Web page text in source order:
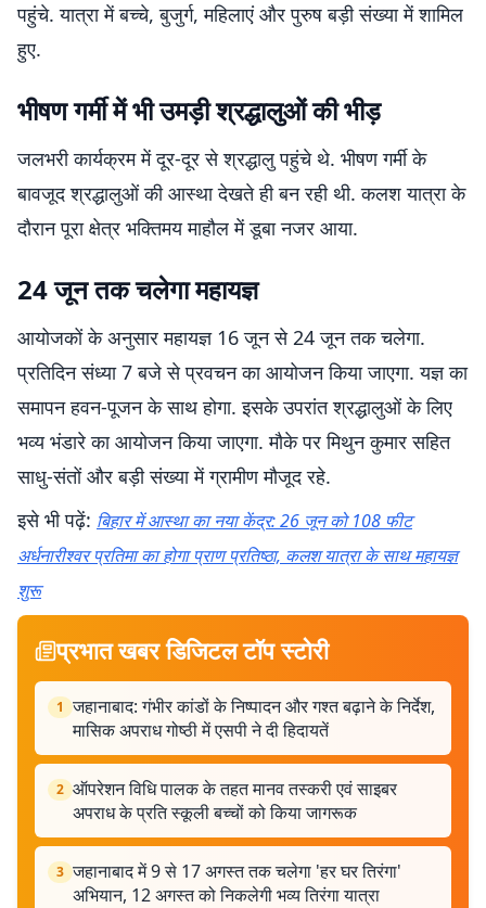
पहुंचे. यात्रा में बच्चे, बुजुर्ग, महिलाएं और पुरुष बड़ी संख्या में शामिल
हुए.
भीषण गर्मी में भी उमड़ी श्रद्धालुओं की भीड़
जलभरी कार्यक्रम में दूर-दूर से श्रद्धालु पहुंचे थे. भीषण गर्मी के
बावजूद श्रद्धालुओं की आस्था देखते ही बन रही थी. कलश यात्रा के
दौरान पूरा क्षेत्र भक्तिमय माहौल में डूबा नजर आया.
24 जून तक चलेगा महायज्ञ
आयोजकों के अनुसार महायज्ञ 16 जून से 24 जून तक चलेगा.
प्रतिदिन संध्या 7 बजे से प्रवचन का आयोजन किया जाएगा. यज्ञ का
समापन हवन-पूजन के साथ होगा. इसके उपरांत श्रद्धालुओं के लिए
भव्य भंडारे का आयोजन किया जाएगा. मौके पर मिथुन कुमार सहित
साधु-संतों और बड़ी संख्या में ग्रामीण मौजूद रहे.
इसे भी पढ़ें: बिहार में आस्था का नया केंद्र: 26 जून को 108 फीट
अर्धनारीश्वर प्रतिमा का होगा प्राण प्रतिष्ठा, कलश यात्रा के साथ महायज्ञ
शुरू
प्रभात खबर डिजिटल टॉप स्टोरी
1 जहानाबाद: गंभीर कांडों के निष्पादन और गश्त बढ़ाने के निर्देश,
मासिक अपराध गोष्ठी में एसपी ने दी हिदायतें
2 ऑपरेशन विधि पालक के तहत मानव तस्करी एवं साइबर
अपराध के प्रति स्कूली बच्चों को किया जागरूक
3 जहानाबाद में 9 से 17 अगस्त तक चलेगा 'हर घर तिरंगा'
अभियान, 12 अगस्त को निकलेगी भव्य तिरंगा यात्रा